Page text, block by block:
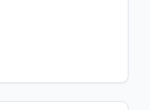
2026-
2026-